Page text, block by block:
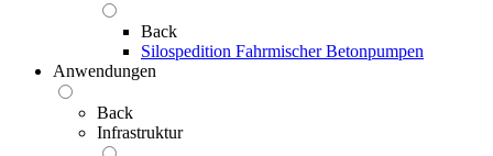
Back
Silospedition Fahrmischer Betonpumpen
Anwendungen
Back
Infrastruktur